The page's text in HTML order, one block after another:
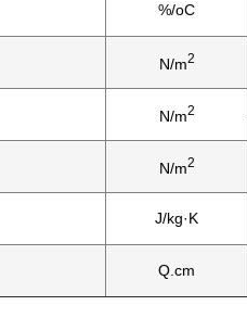
%/oC
N/m2
N/m2
N/m2
J/kg·K
Q.cm